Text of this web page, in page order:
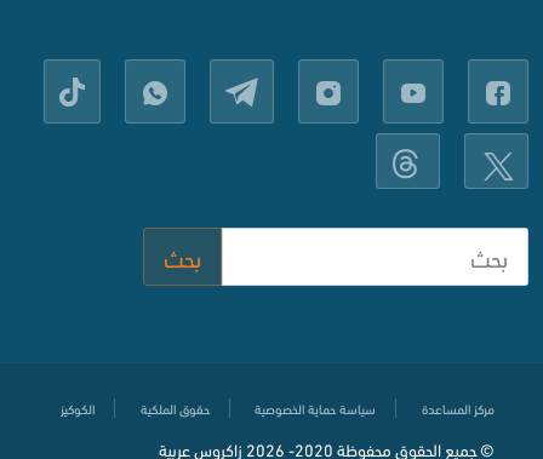
بحث
مركز المساعدة سياسة حماية الخصوصية حقوق الملكية الكوكيز
© جميع الحقوق محفوظة 2020- 2026 زاكروس عربية